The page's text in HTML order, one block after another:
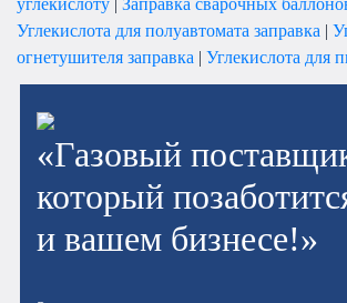
Углекислота для полуавтомата заправка |
огнетушителя заправка | Углекислота для
«Газовый
который
и вашем бизнесе!»